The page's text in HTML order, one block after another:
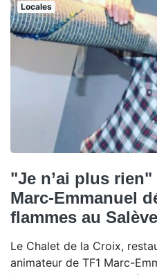
Locales
"Je n’ai plus
Marc-Emmanuel
flammes au Salève
Le Chalet de la Croix,
animateur de TF1 Marc-